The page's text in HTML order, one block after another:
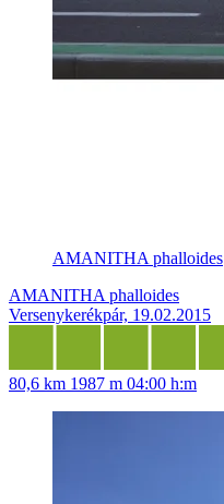
AMANITHA phalloides
AMANITHA phalloides
Versenykerékpár, 19.02.2015
80,6 km 1987 m 04:00 h:m